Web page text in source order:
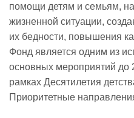
Напишите нам
помощи детям и семьям,
жизненной ситуации,
их бедности, повышения
Фонд является одним из
основных мероприятий до
рамках Десятилетия
Приоритетные